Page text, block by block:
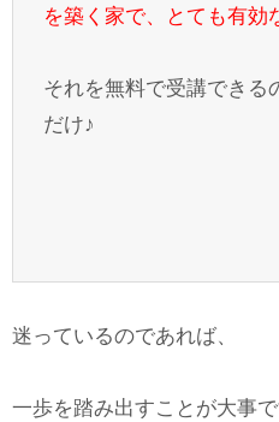
を築く家で、とても有効
それを無料で受講できる
だけ♪
迷っているのであれば、
一歩を踏み出すことが大事で